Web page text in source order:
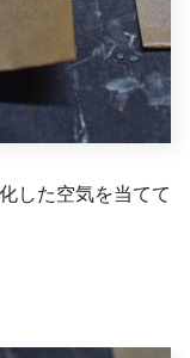
した空気を当てて